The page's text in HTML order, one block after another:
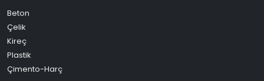
Beton
Çelik
Kireç
Plastik
Çimento-Harç